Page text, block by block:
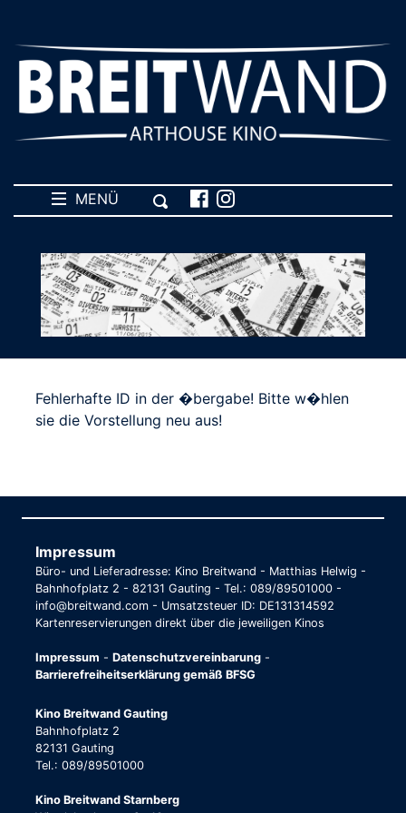
MENÜ
Fehlerhafte ID in der �bergabe! Bitte w�hlen
sie die Vorstellung neu aus!
Impressum
Büro- und Lieferadresse: Kino Breitwand - Matthias Helwig -
Bahnhofplatz 2 - 82131 Gauting - Tel.: 089/89501000 -
info@breitwand.com - Umsatzsteuer ID: DE131314592
Kartenreservierungen direkt über die jeweiligen Kinos
Impressum - Datenschutzvereinbarung -
Barrierefreiheitserklärung gemäß BFSG
Kino Breitwand Gauting
Bahnhofplatz 2
82131 Gauting
Tel.: 089/89501000
Kino Breitwand Starnberg